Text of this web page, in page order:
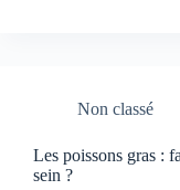
Non classé
Les poissons gras :
sein ?